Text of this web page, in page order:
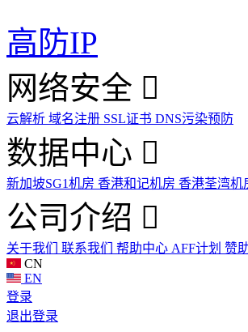
高防IP
网络安全
云解析 域名注册 SSL证书 DNS污染预防
数据中心
新加坡SG1机房 香港和记机房 香港荃湾机
公司介绍
关于我们 联系我们 帮助中心 AFF计划 赞
CN
EN
登录
退出登录